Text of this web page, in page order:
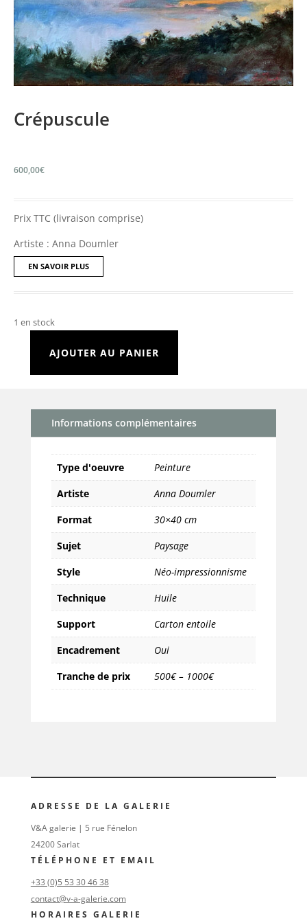
Crépuscule
600,00€
Prix TTC (livraison comprise)
Artiste : Anna Doumler
EN SAVOIR PLUS
1 en stock
quantité
AJOUTER AU PANIER
Informations complémentaires
Type d'oeuvre
Peinture
Artiste
Anna Doumler
Format
30×40 cm
Sujet
Paysage
Style
Néo-impressionnisme
Technique
Huile
Support
Carton entoile
Encadrement
Oui
Tranche de prix
500€ – 1000€
ADRESSE DE LA GALERIE
V&A galerie | 5 rue Fénelon
24200 Sarlat
TÉLÉPHONE ET EMAIL
+33 (0)5 53 30 46 38
contact@v-a-galerie.com
HORAIRES GALERIE